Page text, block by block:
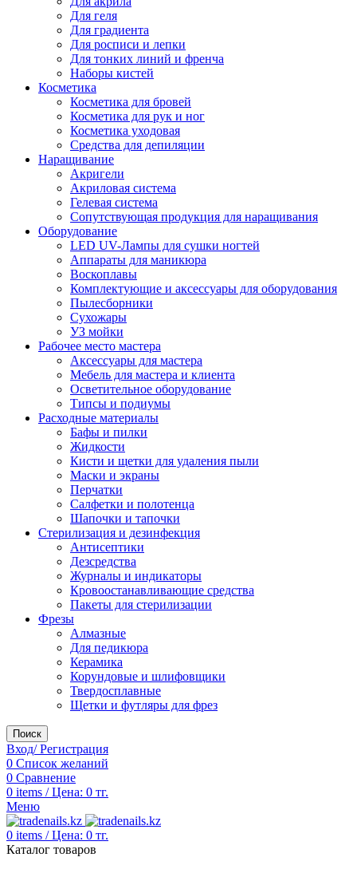
Для геля
Для градиента
Для росписи и лепки
Для тонких линий и френча
Наборы кистей
Косметика
Косметика для бровей
Косметика для рук и ног
Косметика уходовая
Средства для депиляции
Наращивание
Акригели
Акриловая система
Гелевая система
Сопутствующая продукция для наращивания
Оборудование
LED UV-Лампы для сушки ногтей
Аппараты для маникюра
Воскоплавы
Комплектующие и аксессуары для оборудования
Пылесборники
Сухожары
УЗ мойки
Рабочее место мастера
Аксессуары для мастера
Мебель для мастера и клиента
Осветительное оборудование
Типсы и подиумы
Расходные материалы
Бафы и пилки
Жидкости
Кисти и щетки для удаления пыли
Маски и экраны
Перчатки
Салфетки и полотенца
Шапочки и тапочки
Стерилизация и дезинфекция
Антисептики
Дезсредства
Журналы и индикаторы
Кровоостанавливающие средства
Пакеты для стерилизации
Фрезы
Алмазные
Для педикюра
Керамика
Корундовые и шлифовщики
Твердосплавные
Щетки и футляры для фрез
Поиск
Вход/ Регистрация
0 Список желаний
0 Сравнение
0 items / Цена: 0 тг.
Меню
0 items / Цена: 0 тг.
Каталог товаров